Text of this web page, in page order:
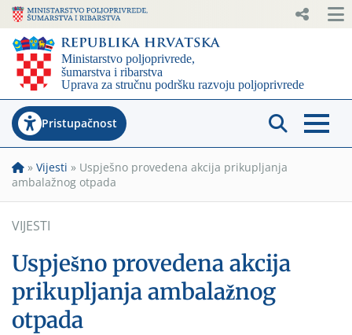
Pristupačnost
» Vijesti » Uspješno provedena akcija prikupljanja
ambalažnog otpada
VIJESTI
Uspješno provedena akcija
prikupljanja ambalažnog
otpada